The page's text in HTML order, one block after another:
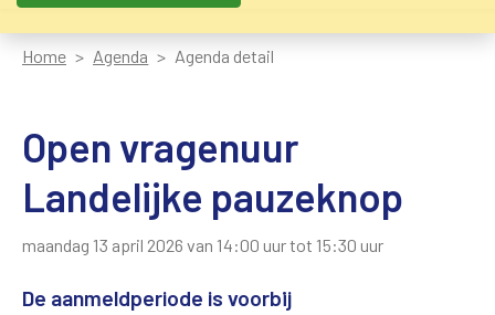
Home Agenda Agenda detail
Open vragenuur
Landelijke pauzeknop
maandag 13 april 2026 van 14:00 uur tot 15:30 uur
De aanmeldperiode is voorbij